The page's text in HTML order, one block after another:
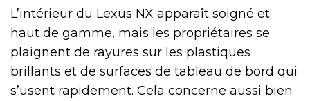
L’intérieur du Lexus NX apparaît soigné et
haut de gamme, mais les propriétaires se
plaignent de rayures sur les plastiques
brillants et de surfaces de tableau de bord qui
s’usent rapidement. Cela concerne aussi bien